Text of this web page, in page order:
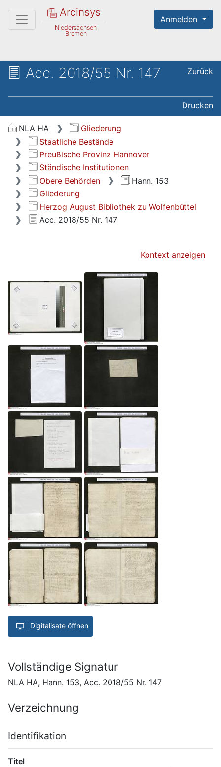
Arcinsys
Niedersachsen
Bremen
Anmelden
Acc. 2018/55 Nr. 147 Zurück
Drucken
NLA HA
Gliederung
Staatliche Bestände
Preußische Provinz Hannover
Ständische Institutionen
Obere Behörden
Hann. 153
Gliederung
Herzog August Bibliothek zu Wolfenbüttel
Acc. 2018/55 Nr. 147
Kontext anzeigen
Digitalisate öffnen
Vollständige Signatur
NLA HA, Hann. 153, Acc. 2018/55 Nr. 147
Verzeichnung
Identifikation
Titel